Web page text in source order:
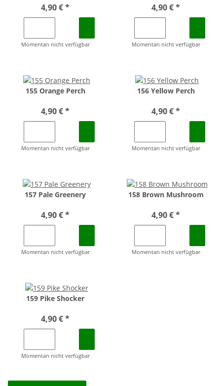
4,90 €*
Momentan nicht verfügbar
4,90 €*
Momentan nicht verfügbar
155 Orange Perch
4,90 €*
Momentan nicht verfügbar
156 Yellow Perch
4,90 €*
Momentan nicht verfügbar
157 Pale Greenery
4,90 €*
Momentan nicht verfügbar
158 Brown Mushroom
4,90 €*
Momentan nicht verfügbar
159 Pike Shocker
4,90 €*
Momentan nicht verfügbar